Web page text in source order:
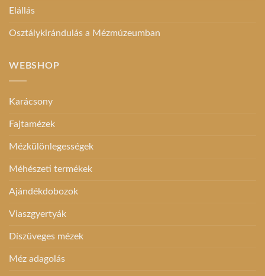
Elállás
Osztálykirándulás a Mézmúzeumban
WEBSHOP
Karácsony
Fajtamézek
Mézkülönlegességek
Méhészeti termékek
Ajándékdobozok
Viaszgyertyák
Díszüveges mézek
Méz adagolás